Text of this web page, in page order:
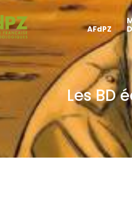
AFdPZ
Les BD